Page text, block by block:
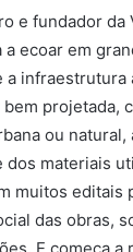
e fundador da
a ecoar em
a
projetada,
ou
dos materiais
muitos editais
das obras,